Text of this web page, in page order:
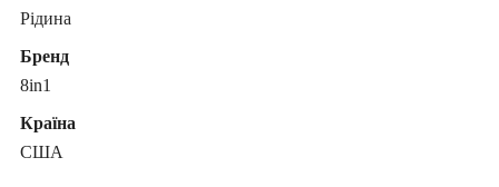
Рідина
Бренд
8in1
Країна
США